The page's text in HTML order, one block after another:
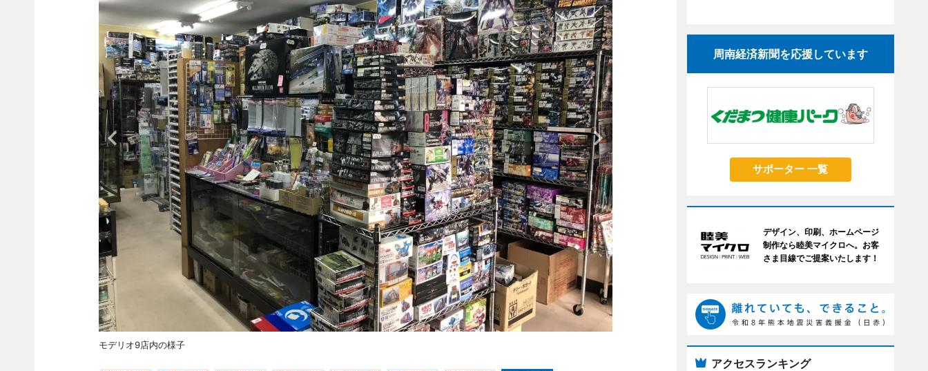
モデリオ9店内の様子
周南経済新聞を応援しています
サポーター 一覧
デザイン、印刷、ホームページ
制作なら睦美マイクロへ。お客
さま目線でご提案いたします！
アクセスランキング